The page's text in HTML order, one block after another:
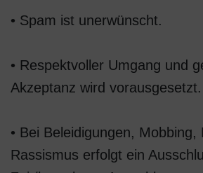
• Spam ist unerwünscht.
• Respektvoller Umgang und
Akzeptanz wird vorausgesetzt.
• Bei Beleidigungen, Mobbing,
Rassismus erfolgt ein